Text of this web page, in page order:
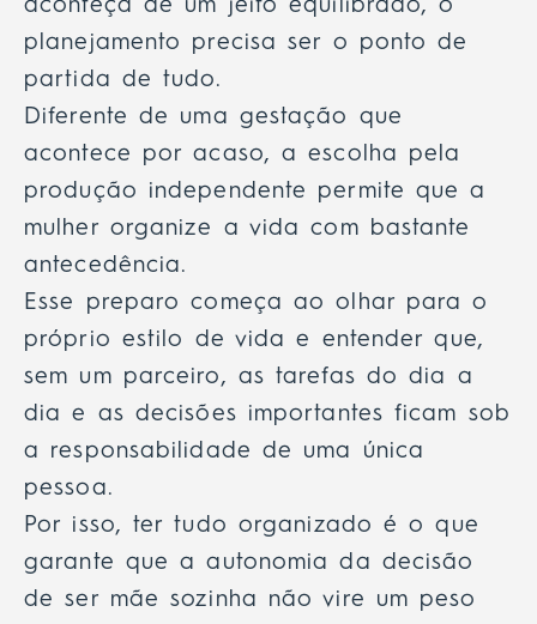
aconteça de um jeito equilibrado, o
planejamento precisa ser o ponto de
partida de tudo.
Diferente de uma gestação que
acontece por acaso, a escolha pela
produção independente permite que a
mulher organize a vida com bastante
antecedência.
Esse preparo começa ao olhar para o
próprio estilo de vida e entender que,
sem um parceiro, as tarefas do dia a
dia e as decisões importantes ficam sob
a responsabilidade de uma única
pessoa.
Por isso, ter tudo organizado é o que
garante que a autonomia da decisão
de ser mãe sozinha não vire um peso